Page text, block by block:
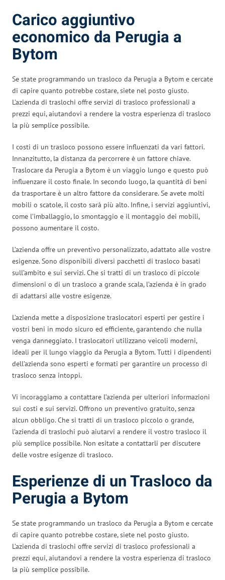
Carico aggiuntivo
economico da Perugia a
Bytom
Se state programmando un trasloco da Perugia a Bytom e cercate
di capire quanto potrebbe costare, siete nel posto giusto.
L’azienda di traslochi offre servizi di trasloco professionali a
prezzi equi, aiutandovi a rendere la vostra esperienza di trasloco
la più semplice possibile.
I costi di un trasloco possono essere influenzati da vari fattori.
Innanzitutto, la distanza da percorrere è un fattore chiave.
Traslocare da Perugia a Bytom è un viaggio lungo e questo può
influenzare il costo finale. In secondo luogo, la quantità di beni
da trasportare è un altro fattore da considerare. Se avete molti
mobili o scatole, il costo sarà più alto. Infine, i servizi aggiuntivi,
come l’imballaggio, lo smontaggio e il montaggio dei mobili,
possono aumentare il costo.
L’azienda offre un preventivo personalizzato, adattato alle vostre
esigenze. Sono disponibili diversi pacchetti di trasloco basati
sull’ambito e sui servizi. Che si tratti di un trasloco di piccole
dimensioni o di un trasloco a grande scala, l’azienda è in grado
di adattarsi alle vostre esigenze.
L’azienda mette a disposizione traslocatori esperti per gestire i
vostri beni in modo sicuro ed efficiente, garantendo che nulla
venga danneggiato. I traslocatori utilizzano veicoli moderni,
ideali per il lungo viaggio da Perugia a Bytom. Tutti i dipendenti
dell’azienda sono esperti e formati per garantire un processo di
trasloco senza intoppi.
Vi incoraggiamo a contattare l’azienda per ulteriori informazioni
sui costi e sui servizi. Offrono un preventivo gratuito, senza
alcun obbligo. Che si tratti di un trasloco piccolo o grande,
l’azienda di traslochi può aiutarvi a rendere il vostro trasloco il
più semplice possibile. Non esitate a contattarli per discutere
delle vostre esigenze di trasloco.
Esperienze di un Trasloco da
Perugia a Bytom
Se state programmando un trasloco da Perugia a Bytom e cercate
di capire quanto potrebbe costare, siete nel posto giusto.
L’azienda di traslochi offre servizi di trasloco professionali a
prezzi equi, aiutandovi a rendere la vostra esperienza di trasloco
la più semplice possibile.